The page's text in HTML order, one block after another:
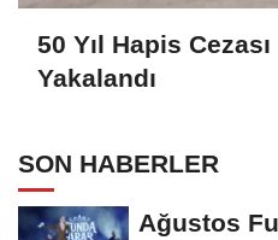
50 Yıl Hapis
Yakalandı
SON HABERLER
Ağustos